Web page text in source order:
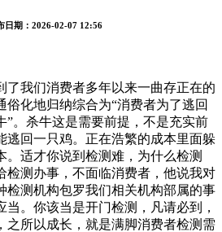
日期：2026-02-07 12:56
我们消费者多年以来一曲存正在的
俗化地归纳综合为“消费者为了逃回
”。杀牛这是需要前提，不是充实前
逃回一只鸡。正在浩繁的成本里面躲
。适才你说到检测难，为什么检测
检测办事，不面临消费者，他说我对
检测机构包罗我们相关机构部属的事
当。你该当是开门检测，凡请必到，
之所以成长，就是满脚消费者检测需